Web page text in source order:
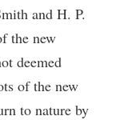
and H. P.
the new
deemed
of the new
to nature by